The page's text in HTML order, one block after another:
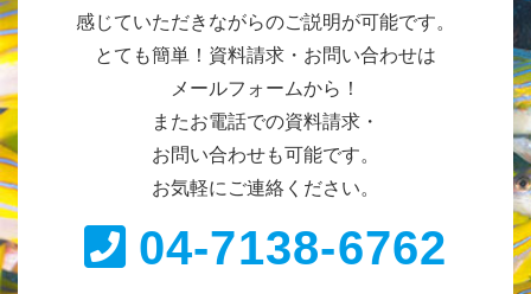
感じていただきながらのご説明が可能です。
とても簡単！資料請求・お問い合わせは
メールフォームから！
またお電話での資料請求・
お問い合わせも可能です。
お気軽にご連絡ください。
04-7138-6762